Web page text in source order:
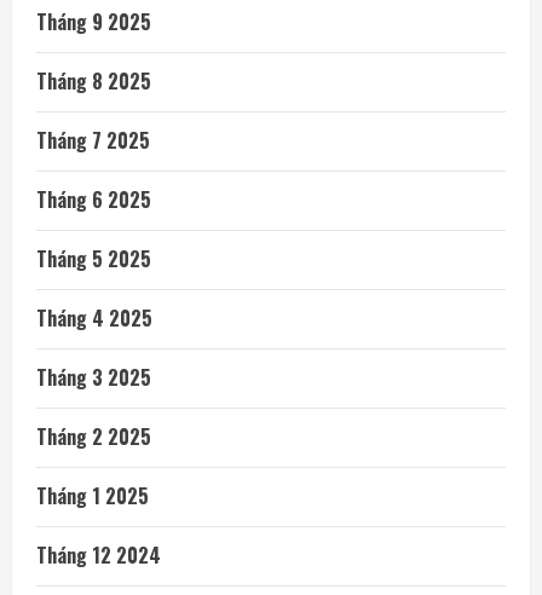
Tháng 9 2025
Tháng 8 2025
Tháng 7 2025
Tháng 6 2025
Tháng 5 2025
Tháng 4 2025
Tháng 3 2025
Tháng 2 2025
Tháng 1 2025
Tháng 12 2024